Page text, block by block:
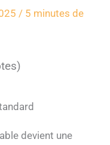
/ 5 minutes de
devient une